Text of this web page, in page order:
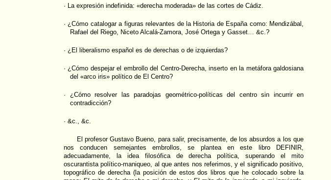
· La expresión indefinida: «derecha moderada» de las cortes de Cádiz.
· ¿Cómo catalogar a figuras relevantes de la Historia de España como: Mendizábal,
Rafael del Riego, Niceto Alcalá-Zamora, José Ortega y Gasset… &c.?
· ¿El liberalismo español es de derechas o de izquierdas?
· ¿Cómo despejar el embrollo del Centro-Derecha, inserto en la metáfora galdosiana
del «arco iris» político de El Centro?
· ¿Cómo resolver las paradojas geométrico-políticas del centro sin incurrir en
contradicción?
· &c., &c.
El profesor Gustavo Bueno, para salir, precisamente, de los absurdos a los que
nos conducen semejantes embrollos, se plantea en este libro DEFINIR,
adecuadamente, la idea filosófica de derecha política, superando el mito
oscurantista político-maniqueo, al que antes nos referimos, y el significado positivo,
topográfico de derecha (la posición de estos dos libros que he colocado sobre la